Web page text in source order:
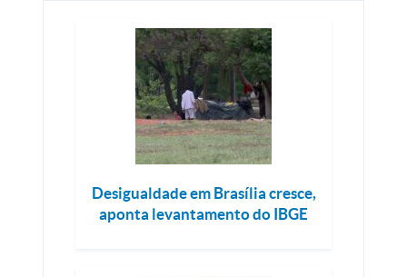
Desigualdade em Brasília cresce,
aponta levantamento do IBGE